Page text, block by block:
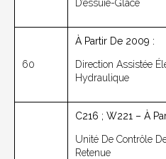
D’essuie-Glace
60
À Partir De 2009 :
Direction Assistée
Hydraulique
C216 ; W221 – À
Unité De Contrôle
Retenue